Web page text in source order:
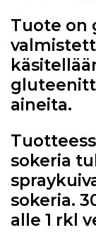
Tuote on
aineita.
sokeria
sokeria.
alle 1 rkl